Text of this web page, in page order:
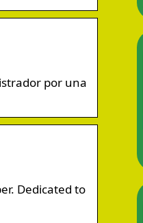
por una
Dedicated to